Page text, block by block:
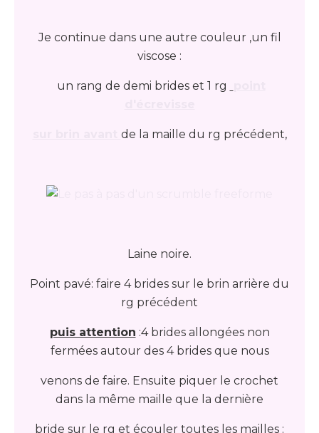
Je continue dans une autre couleur ,un fil
viscose :
un rang de demi brides et 1 rg
de la maille du rg précédent,
Laine noire.
Point pavé: faire 4 brides sur le brin arrière du
rg précédent
puis attention :4 brides allongées non
fermées autour des 4 brides que nous
venons de faire. Ensuite piquer le crochet
dans la même maille que la dernière
bride sur le rg et écouler toutes les mailles :